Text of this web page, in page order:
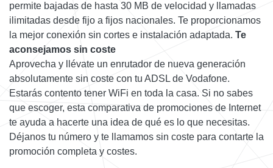
permite bajadas de hasta 30 MB de velocidad y llamadas
ilimitadas desde fijo a fijos nacionales. Te proporcionamos
la mejor conexión sin cortes e instalación adaptada. Te
aconsejamos sin coste
Aprovecha y llévate un enrutador de nueva generación
absolutamente sin coste con tu ADSL de Vodafone.
Estarás contento tener WiFi en toda la casa. Si no sabes
que escoger, esta comparativa de promociones de Internet
te ayuda a hacerte una idea de qué es lo que necesitas.
Déjanos tu número y te llamamos sin coste para contarte la
promoción completa y costes.